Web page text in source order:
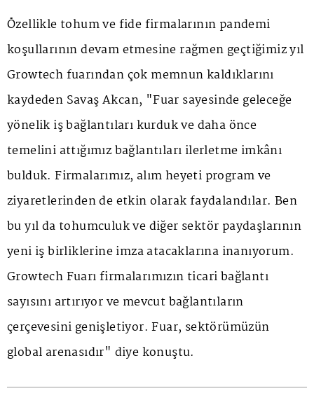
Özellikle tohum ve fide firmalarının pandemi
koşullarının devam etmesine rağmen geçtiğimiz yıl
Growtech fuarından çok memnun kaldıklarını
kaydeden Savaş Akcan, "Fuar sayesinde geleceğe
yönelik iş bağlantıları kurduk ve daha önce
temelini attığımız bağlantıları ilerletme imkânı
bulduk. Firmalarımız, alım heyeti program ve
ziyaretlerinden de etkin olarak faydalandılar. Ben
bu yıl da tohumculuk ve diğer sektör paydaşlarının
yeni iş birliklerine imza atacaklarına inanıyorum.
Growtech Fuarı firmalarımızın ticari bağlantı
sayısını artırıyor ve mevcut bağlantıların
çerçevesini genişletiyor. Fuar, sektörümüzün
global arenasıdır" diye konuştu.